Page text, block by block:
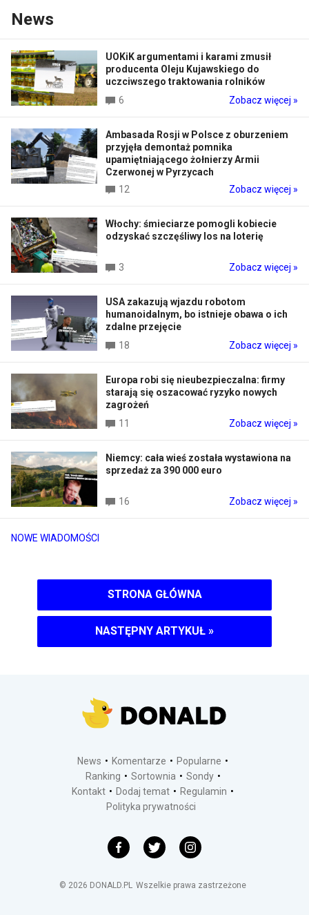
News
NOWE WIADOMOŚCI
UOKiK argumentami i karami zmusił
producenta Oleju Kujawskiego do
uczciwszego traktowania rolników
6
Zobacz więcej »
Ambasada Rosji w Polsce z oburzeniem
przyjęła demontaż pomnika
upamiętniającego żołnierzy Armii
Czerwonej w Pyrzycach
12
Zobacz więcej »
Włochy: śmieciarze pomogli kobiecie
odzyskać szczęśliwy los na loterię
3 Zobacz więcej »
USA zakazują wjazdu robotom
humanoidalnym, bo istnieje obawa o ich
zdalne przejęcie
18
Zobacz więcej »
Europa robi się nieubezpieczalna: firmy
starają się oszacować ryzyko nowych
zagrożeń
11
Zobacz więcej »
Niemcy: cała wieś została wystawiona na
sprzedaż za 390 000 euro
16 Zobacz więcej »
STRONA GŁÓWNA
NASTĘPNY ARTYKUŁ »
News Komentarze
Popularne
Ranking
Sortownia
Sondy
Kontakt
Dodaj temat
Regulamin
Polityka prywatności
© 2026 DONALD.PL Wszelkie prawa zastrzeżone